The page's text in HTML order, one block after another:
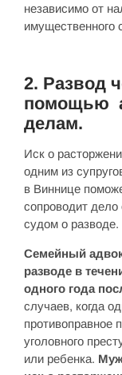
независимо от
имущественного
2. Развод
помощью
делам.
Иск о
одним из
в Виннице
сопроводит
судом о разводе.
Семейный
разводе в
одного года
случаев, когда
противоправное
уголовного
или ребенка.